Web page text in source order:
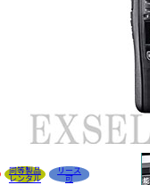
同等製品
レンタル
リース
可